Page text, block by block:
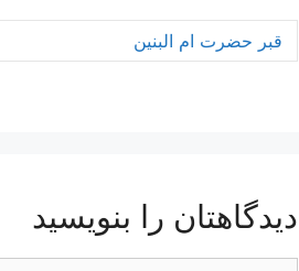
قبر حضرت ام البنین
دیدگاهتان را بنویسید